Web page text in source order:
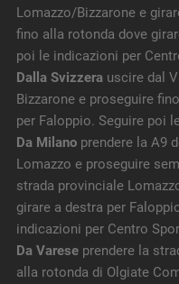
Lomazzo/Bizzarone e
fino alla rotonda dove
poi le indicazioni per
Dalla Svizzerauscire dal
Bizzarone e proseguire
per Faloppio. Seguire poi
Da Milanoprendere la A9
Lomazzo e proseguire
strada provinciale
girare a destra per
indicazioni per Centro
Da Vareseprendere la
alla rotonda di Olgiate